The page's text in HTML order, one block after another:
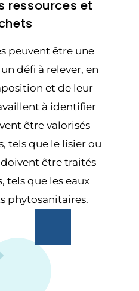
ressources et
peuvent être une
défi à relever, en
et de leur
à identifier
être valorisés
tels que le lisier ou
être traités
tels que les eaux
phytosanitaires.